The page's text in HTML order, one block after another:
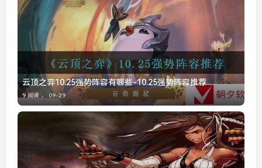
云顶之弈10.25强势阵容有哪些-10.25强势阵容推荐
9 阅读 ， 09-29